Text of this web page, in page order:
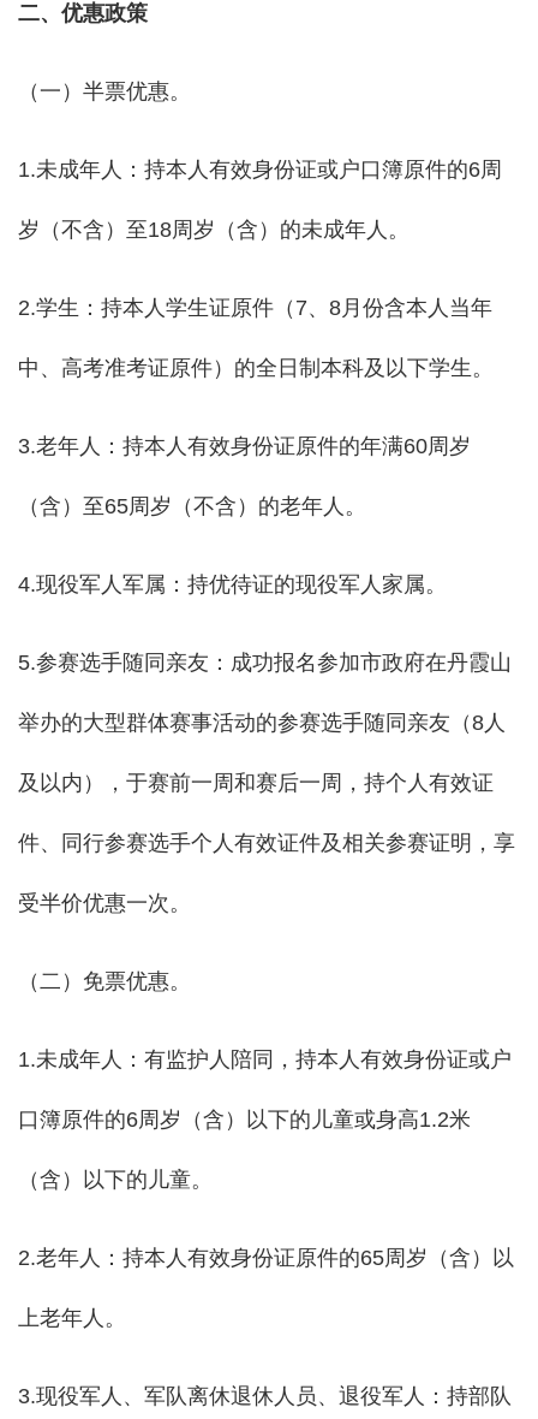
二、优惠政策
（一）半票优惠。
1.未成年人：持本人有效身份证或户口簿原件的6周
岁（不含）至18周岁（含）的未成年人。
2.学生：持本人学生证原件（7、8月份含本人当年
中、高考准考证原件）的全日制本科及以下学生。
3.老年人：持本人有效身份证原件的年满60周岁
（含）至65周岁（不含）的老年人。
4.现役军人军属：持优待证的现役军人家属。
5.参赛选手随同亲友：成功报名参加市政府在丹霞山
举办的大型群体赛事活动的参赛选手随同亲友（8人
及以内），于赛前一周和赛后一周，持个人有效证
件、同行参赛选手个人有效证件及相关参赛证明，享
受半价优惠一次。
（二）免票优惠。
1.未成年人：有监护人陪同，持本人有效身份证或户
口簿原件的6周岁（含）以下的儿童或身高1.2米
（含）以下的儿童。
2.老年人：持本人有效身份证原件的65周岁（含）以
上老年人。
3.现役军人、军队离休退休人员、退役军人：持部队